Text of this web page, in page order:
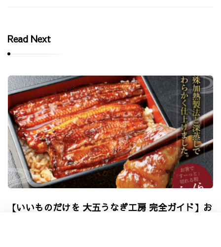
Read Next
【いいものだけを 大五うなぎ工房 完全ガイド】お